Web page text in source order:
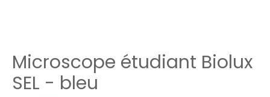
Microscope étudiant Biolux
SEL - bleu